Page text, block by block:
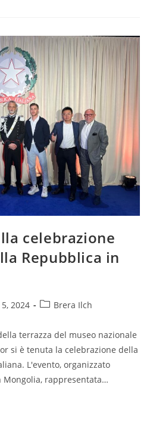
celebrazione
Repubblica in
2024 Brera Ilch
terrazza del museo nazionale
si è tenuta la celebrazione della
L'evento, organizzato
rappresentata…